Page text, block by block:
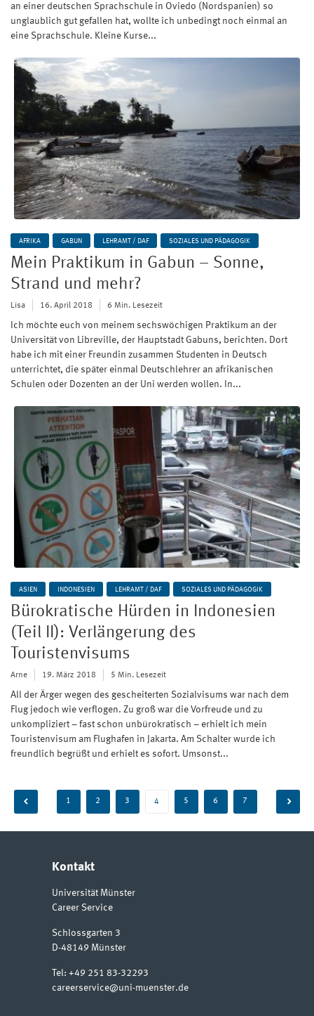
an einer deutschen Sprachschule in Oviedo (Nordspanien) so
unglaublich gut gefallen hat, wollte ich unbedingt noch einmal an
eine Sprachschule. Kleine Kurse...
AFRIKA GABUN LEHRAMT / DAF SOZIALES UND PÄDAGOGIK
Mein Praktikum in Gabun – Sonne,
Strand und mehr?
Lisa 16. April 2018 6 Min. Lesezeit
Ich möchte euch von meinem sechswöchigen Praktikum an der
Universität von Libreville, der Hauptstadt Gabuns, berichten. Dort
habe ich mit einer Freundin zusammen Studenten in Deutsch
unterrichtet, die später einmal Deutschlehrer an afrikanischen
Schulen oder Dozenten an der Uni werden wollen. In...
ASIEN INDONESIEN LEHRAMT / DAF SOZIALES UND PÄDAGOGIK
Bürokratische Hürden in Indonesien
(Teil II): Verlängerung des
Touristenvisums
Arne 19. März 2018 5 Min. Lesezeit
All der Ärger wegen des gescheiterten Sozialvisums war nach dem
Flug jedoch wie verflogen. Zu groß war die Vorfreude und zu
unkompliziert – fast schon unbürokratisch – erhielt ich mein
Touristenvisum am Flughafen in Jakarta. Am Schalter wurde ich
freundlich begrüßt und erhielt es sofort. Umsonst...
Beitragsnavigation
1 2 3 4 5 6 7
Kontakt
Universität Münster
Career Service
Schlossgarten 3
D-48149 Münster
Tel: +49 251 83-32293
careerservice@uni-muenster.de